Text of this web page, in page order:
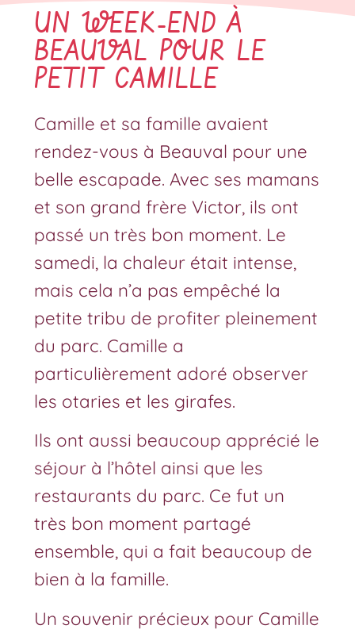
UN WEEK-END À
BEAUVAL POUR LE
PETIT CAMILLE
Camille et sa famille avaient
rendez-vous à Beauval pour une
belle escapade. Avec ses mamans
et son grand frère Victor, ils ont
passé un très bon moment. Le
samedi, la chaleur était intense,
mais cela n’a pas empêché la
petite tribu de profiter pleinement
du parc. Camille a
particulièrement adoré observer
les otaries et les girafes.
Ils ont aussi beaucoup apprécié le
séjour à l’hôtel ainsi que les
restaurants du parc. Ce fut un
très bon moment partagé
ensemble, qui a fait beaucoup de
bien à la famille.
Un souvenir précieux pour Camille